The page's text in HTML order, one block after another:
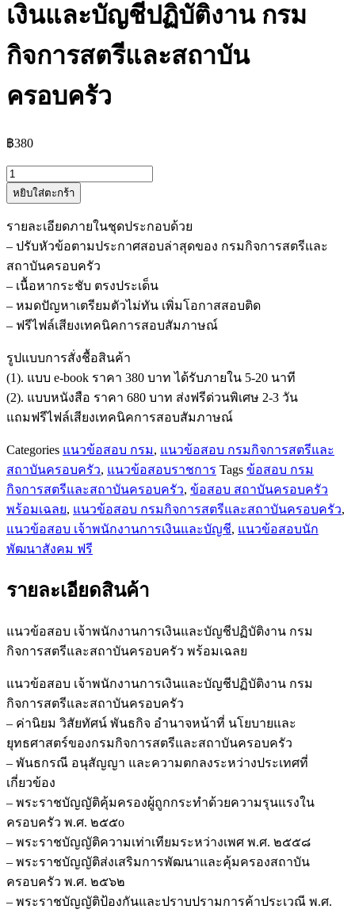
เงินและบัญชีปฏิบัติงาน กรม
กิจการสตรีและสถาบัน
ครอบครัว
฿380
จำนวน
แนว
เจ้า
พนักงาน
การ
เงิน
และ
บัญชี
ปฏิบัติ
งาน
กรม
กิจการ
และ
สถาบัน
ครอบครัว
ชิ้น
หยิบใส่ตะกร้า
รายละเอียดภายในชุดประกอบด้วย
– ปรับหัวข้อตามประกาศสอบล่าสุดของ กรมกิจการสตรีและ
สถาบันครอบครัว
– เนื้อหากระชับ ตรงประเด็น
– หมดปัญหาเตรียมตัวไม่ทัน เพิ่มโอกาสสอบติด
– ฟรีไฟล์เสียงเทคนิคการสอบสัมภาษณ์
รูปแบบการสั่งชื้อสินค้า
(1). แบบ e-book ราคา 380 บาท ได้รับภายใน 5-20 นาที
(2). แบบหนังสือ ราคา 680 บาท ส่งฟรีด่วนพิเศษ 2-3 วัน
แถมฟรีไฟล์เสียงเทคนิคการสอบสัมภาษณ์
Categories แนวข้อสอบ กรม, แนวข้อสอบ กรมกิจการสตรีและ
สถาบันครอบครัว, แนวข้อสอบราชการ Tags ข้อสอบ กรม
กิจการสตรีและสถาบันครอบครัว, ข้อสอบ สถาบันครอบครัว
พร้อมเฉลย, แนวข้อสอบ กรมกิจการสตรีและสถาบันครอบครัว,
แนวข้อสอบ เจ้าพนักงานการเงินและบัญชี, แนวข้อสอบนัก
พัฒนาสังคม ฟรี
รายละเอียดสินค้า
แนวข้อสอบ เจ้าพนักงานการเงินและบัญชีปฏิบัติงาน กรม
กิจการสตรีและสถาบันครอบครัว พร้อมเฉลย
แนวข้อสอบ เจ้าพนักงานการเงินและบัญชีปฏิบัติงาน กรม
กิจการสตรีและสถาบันครอบครัว
– ค่านิยม วิสัยทัศน์ พันธกิจ อำนาจหน้าที่ นโยบายและ
ยุทธศาสตร์ของกรมกิจการสตรีและสถาบันครอบครัว
– พันธกรณี อนุสัญญา และความตกลงระหว่างประเทศที่
เกี่ยวข้อง
– พระราชบัญญัติคุ้มครองผู้ถูกกระทำด้วยความรุนแรงใน
ครอบครัว พ.ศ. ๒๕๕o
– พระราชบัญญัติความเท่าเทียมระหว่างเพศ พ.ศ. ๒๕๕๘
– พระราชบัญญัติส่งเสริมการพัฒนาและคุ้มครองสถาบัน
ครอบครัว พ.ศ. ๒๕๖๒
– พระราชบัญญัติป้องกันและปราบปรามการค้าประเวณี พ.ศ.